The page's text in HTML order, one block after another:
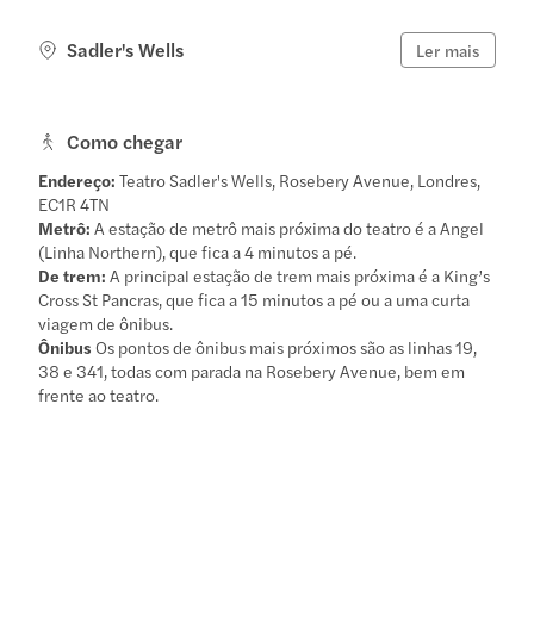
Sadler's Wells Ler mais
Como chegar
Endereço: Teatro Sadler's Wells, Rosebery Avenue, Londres,
EC1R 4TN
Metrô: A estação de metrô mais próxima do teatro é a Angel
(Linha Northern), que fica a 4 minutos a pé.
De trem: A principal estação de trem mais próxima é a King’s
Cross St Pancras, que fica a 15 minutos a pé ou a uma curta
viagem de ônibus.
Ônibus Os pontos de ônibus mais próximos são as linhas 19,
38 e 341, todas com parada na Rosebery Avenue, bem em
frente ao teatro.